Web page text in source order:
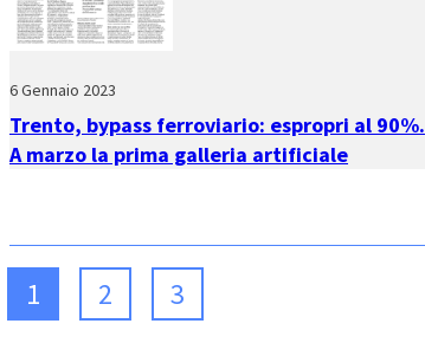
6 Gennaio 2023
Trento, bypass ferroviario: espropri al 90%.
A marzo la prima galleria artificiale
1 2 3